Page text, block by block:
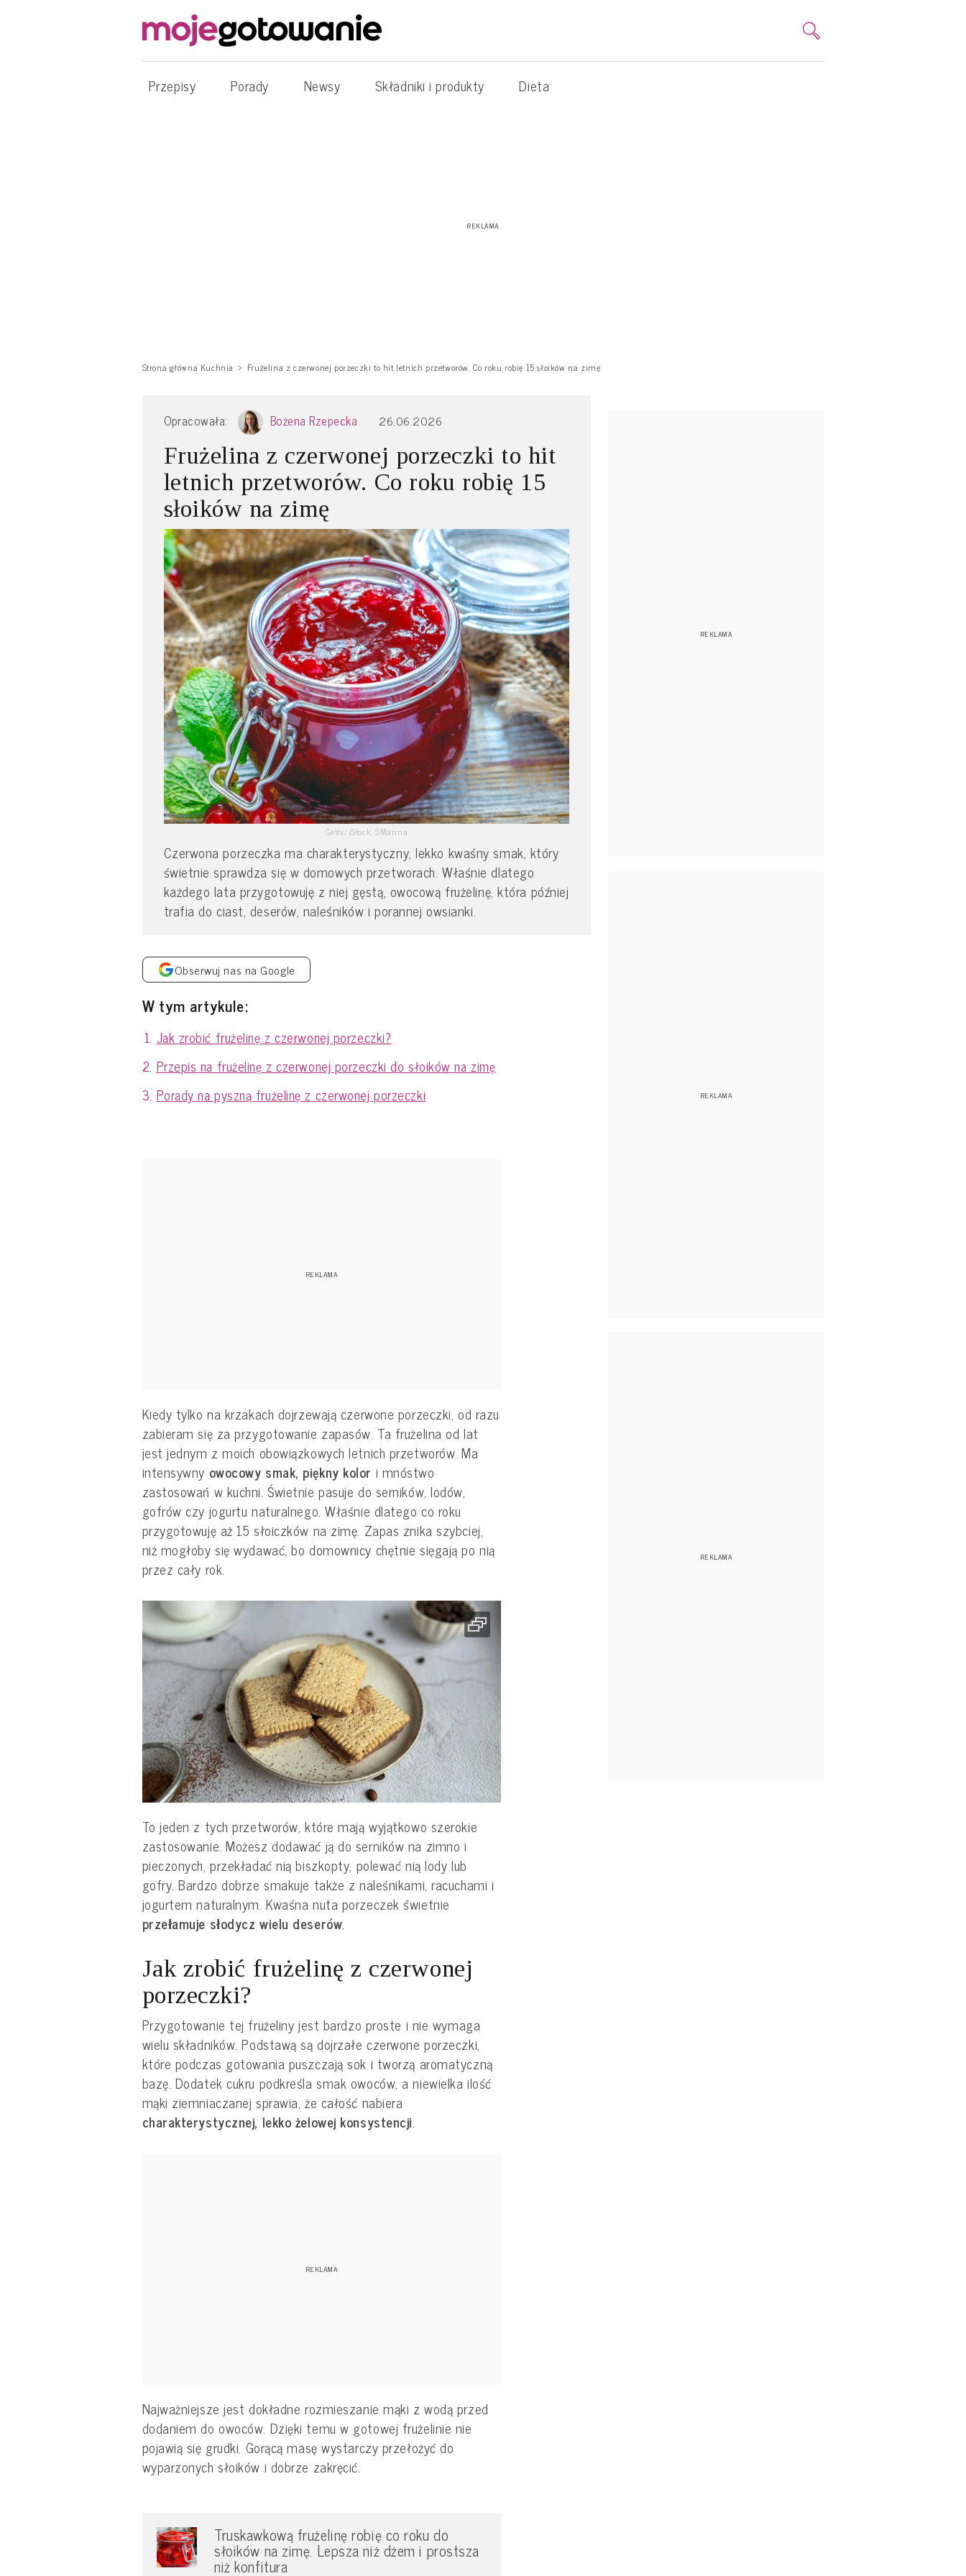
Przepisy Porady Newsy Składniki i produkty Dieta
Strona główna Kuchnia Frużelina z czerwonej porzeczki to hit letnich przetworów. Co roku robię 15 słoików na zimę
Opracowała: Bożena Rzepecka 26.06.2026
Frużelina z czerwonej porzeczki to hit
letnich przetworów. Co roku robię 15
słoików na zimę
Getty/iStock, SMarina
Czerwona porzeczka ma charakterystyczny, lekko kwaśny smak, który
świetnie sprawdza się w domowych przetworach. Właśnie dlatego
każdego lata przygotowuję z niej gęstą, owocową frużelinę, która później
trafia do ciast, deserów, naleśników i porannej owsianki.
Obserwuj nas na Google
W tym artykule:
Jak zrobić frużelinę z czerwonej porzeczki?
Przepis na frużelinę z czerwonej porzeczki do słoików na zimę
Porady na pyszną frużelinę z czerwonej porzeczki
Kiedy tylko na krzakach dojrzewają czerwone porzeczki, od razu
zabieram się za przygotowanie zapasów. Ta frużelina od lat
jest jednym z moich obowiązkowych letnich przetworów. Ma
intensywny owocowy smak, piękny kolor i mnóstwo
zastosowań w kuchni. Świetnie pasuje do serników, lodów,
gofrów czy jogurtu naturalnego. Właśnie dlatego co roku
przygotowuję aż 15 słoiczków na zimę. Zapas znika szybciej,
niż mogłoby się wydawać, bo domownicy chętnie sięgają po nią
przez cały rok.
To jeden z tych przetworów, które mają wyjątkowo szerokie
zastosowanie. Możesz dodawać ją do serników na zimno i
pieczonych, przekładać nią biszkopty, polewać nią lody lub
gofry. Bardzo dobrze smakuje także z naleśnikami, racuchami i
jogurtem naturalnym. Kwaśna nuta porzeczek świetnie
przełamuje słodycz wielu deserów.
Jak zrobić frużelinę z czerwonej
porzeczki?
Przygotowanie tej frużeliny jest bardzo proste i nie wymaga
wielu składników. Podstawą są dojrzałe czerwone porzeczki,
które podczas gotowania puszczają sok i tworzą aromatyczną
bazę. Dodatek cukru podkreśla smak owoców, a niewielka ilość
mąki ziemniaczanej sprawia, że całość nabiera
charakterystycznej, lekko żelowej konsystencji.
Najważniejsze jest dokładne rozmieszanie mąki z wodą przed
dodaniem do owoców. Dzięki temu w gotowej frużelinie nie
pojawią się grudki. Gorącą masę wystarczy przełożyć do
wyparzonych słoików i dobrze zakręcić.
Truskawkową frużelinę robię co roku do
słoików na zimę. Lepsza niż dżem i prostsza
niż konfitura